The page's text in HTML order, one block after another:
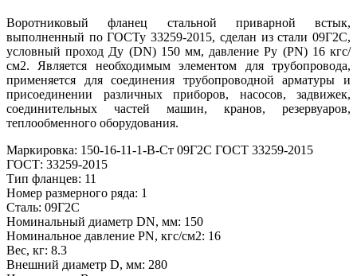
Воротниковый фланец стальной приварной встык,
выполненный по ГОСТу 33259-2015, сделан из стали 09Г2С,
условный проход Ду (DN) 150 мм, давление Ру (PN) 16 кгс/
см2. Является необходимым элементом для трубопровода,
применяется для соединения трубопроводной арматуры и
присоединении различных приборов, насосов, задвижек,
соединительных частей машин, кранов, резервуаров,
теплообменного оборудования.
Маркировка: 150-16-11-1-В-Ст 09Г2С ГОСТ 33259-2015
ГОСТ: 33259-2015
Тип фланцев: 11
Номер размерного ряда: 1
Сталь: 09Г2С
Номинальный диаметр DN, мм: 150
Номинальное давление PN, кгс/см2: 16
Вес, кг: 8.3
Внешний диаметр D, мм: 280